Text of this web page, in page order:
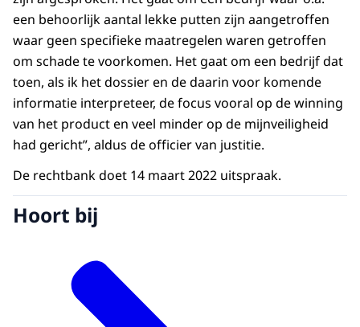
een behoorlijk aantal lekke putten zijn aangetroffen
waar geen specifieke maatregelen waren getroffen
om schade te voorkomen. Het gaat om een bedrijf dat
toen, als ik het dossier en de daarin voor komende
informatie interpreteer, de focus vooral op de winning
van het product en veel minder op de mijnveiligheid
had gericht”, aldus de officier van justitie.
De rechtbank doet 14 maart 2022 uitspraak.
Hoort bij